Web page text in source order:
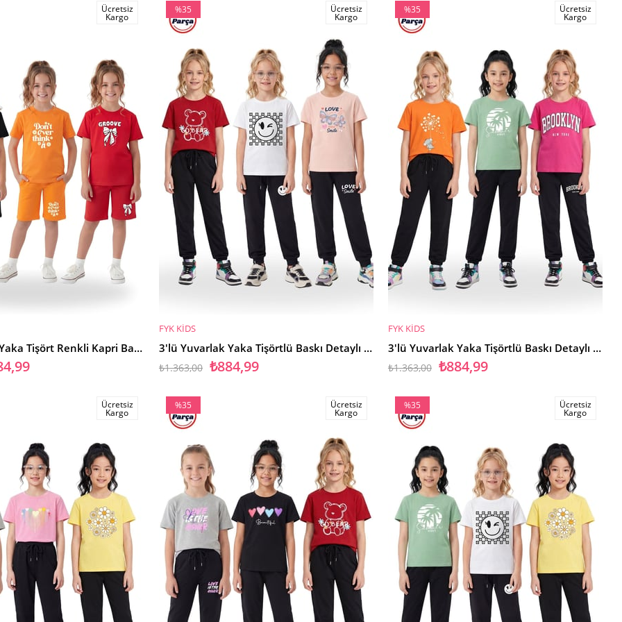
Ücretsiz
Kargo
3'lü Yuvarlak Yaka Tişört Renkli Kapri Baskı Detaylı 6 Parça Kız Çocuk Alt Üst Takım
SEPETE EKLE
%35
İndirim
Ücretsiz
Kargo
FYK KİDS
3'lü Yuvarlak Yaka Tişörtlü Baskı Detaylı Kız Çocuk 6 Parça Alt Üst Takım
₺884,99
₺1.363,00
SEPETE EKLE
%35
İndirim
Ücretsiz
Kargo
FYK KİDS
3'lü Yuvarlak Yaka Tişörtlü Baskı Detaylı Kız Çocuk 6 Parça Alt Üst Takım
₺884,99
₺1.363,00
Ücretsiz
Kargo
%35
İndirim
Ücretsiz
Kargo
%35
İndirim
Ücretsiz
Kargo